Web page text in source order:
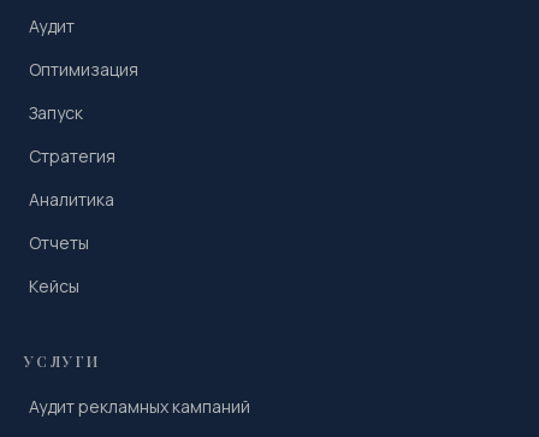
Аудит
Оптимизация
Запуск
Стратегия
Аналитика
Отчеты
Кейсы
УСЛУГИ
Аудит рекламных кампаний